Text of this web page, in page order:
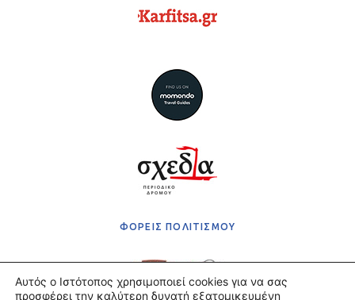
ΦΟΡΕΙΣ ΠΟΛΙΤΙΣΜΟΥ
Αυτός ο Ιστότοπος χρησιμοποιεί cookies για να σας
προσφέρει την καλύτερη δυνατή εξατομικευμένη